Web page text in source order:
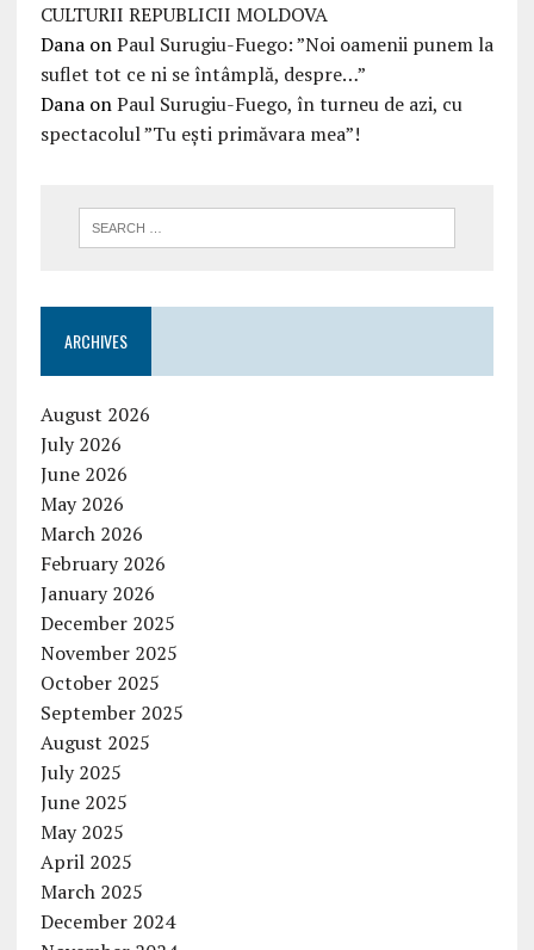
CULTURII REPUBLICII MOLDOVA
DanaonPaul Surugiu-Fuego: ”Noi oamenii punem la
suflet tot ce ni se întâmplă, despre…”
DanaonPaul Surugiu-Fuego, în turneu de azi, cu
spectacolul ”Tu ești primăvara mea”!
ARCHIVES
August 2026
July 2026
June 2026
May 2026
March 2026
February 2026
January 2026
December 2025
November 2025
October 2025
September 2025
August 2025
July 2025
June 2025
May 2025
April 2025
March 2025
December 2024